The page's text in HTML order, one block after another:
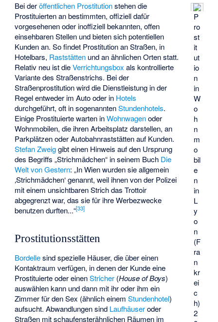
P
ro
st
it
ut
io
n
in
W
o
h
n
m
o
bil
e
n
in
L
y
o
n
(F
ra
n
kr
ei
c
h)
2
Bei deröffentlichen Prostitutionstehen die
Prostituierten an bestimmten, offiziell dafür
vorgesehenen oder inoffiziell bekannten, offen
einsehbaren Stellen und bieten sich potentiellen
Kunden an. So findet Prostitution an Straßen, in
Hotelbars, Raststätten und an ähnlichen Orten statt.
Relativ neu ist dieVerrichtungsbox als kontrollierte
Variante des Straßenstrichs. Bei der
Straßenprostitution wird die Dienstleistung in der
Regel entweder im Auto oder in Hotels
durchgeführt, oft in sogenanntenStundenhotels.
Einige Prostituierte warten inWohnwagenoder
Wohnmobilen, die ihren Arbeitsplatz darstellen, an
Parkplätzen oder Autobahnraststätten auf Kunden.
Stefan Zweiggibt einen Hinweis auf den Ursprung
des Begriffs „Strichmädchen“ in seinem Buch Die
Welt von Gestern: „In Wien wurden sie allgemein
‚Strichmädchen‘ genannt, weil ihnen von der Polizei
mit einem unsichtbaren Strich das Trottoir
abgegrenzt war, das sie für ihre Werbezwecke
benutzen durften...“[33]
Prostitutionsstätten
Bordellesind spezielle Häuser, die über einen
Kontaktraum verfügen, in denen der Kunde eine
Prostituierte oder einenStricher (House of Boys)
auswählen kann und dann mit ihr oder ihm ein
Zimmer für den Sex (ähnlich einemStundenhotel)
aufsucht. Abwandlungen sind Laufhäuseroder
Straßen mit schaufensterähnlichen Räumen im